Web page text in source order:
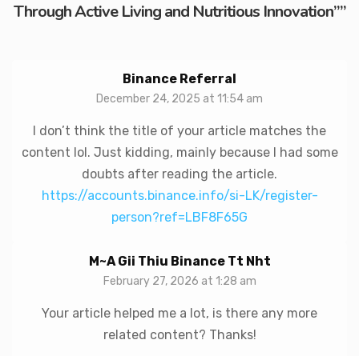
Through Active Living and Nutritious Innovation””
Binance Referral
December 24, 2025 at 11:54 am
I don’t think the title of your article matches the
content lol. Just kidding, mainly because I had some
doubts after reading the article.
https://accounts.binance.info/si-LK/register-
person?ref=LBF8F65G
M~a Gii Thiu Binance Tt Nht
February 27, 2026 at 1:28 am
Your article helped me a lot, is there any more
related content? Thanks!